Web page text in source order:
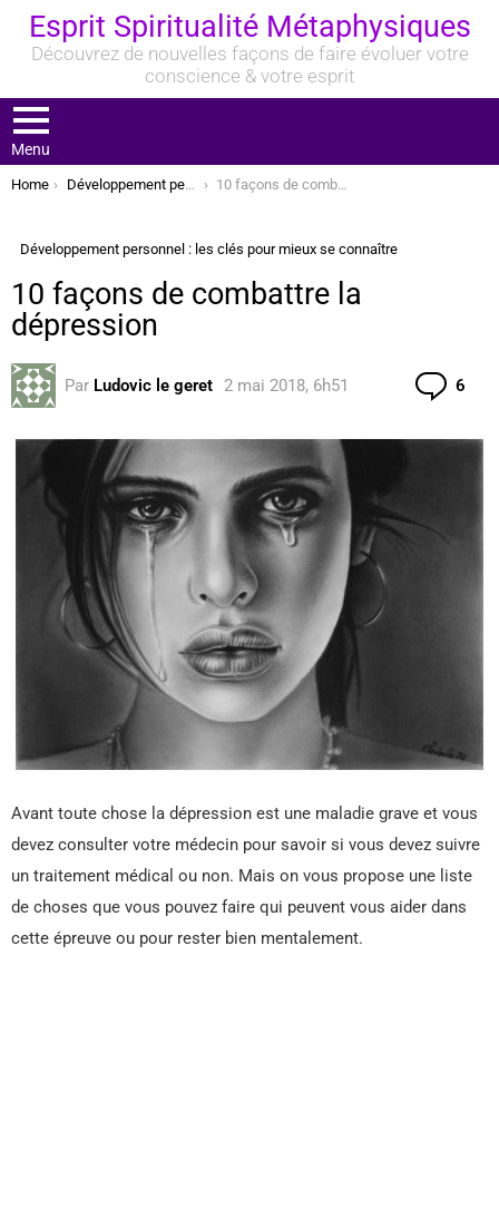
Esprit Spiritualité Métaphysiques
Découvrez de nouvelles façons de faire évoluer votre
conscience & votre esprit
Menu
You are here:
Home Développement personnel : les clés pour mieux se connaître 10 façons de combattre la dépression
Développement personnel : les clés pour mieux se connaître
10 façons de combattre la
dépression
Par Ludovic le geret 2 mai 2018, 6h51 6
Avant toute chose la dépression est une maladie grave et vous
devez consulter votre médecin pour savoir si vous devez suivre
un traitement médical ou non. Mais on vous propose une liste
de choses que vous pouvez faire qui peuvent vous aider dans
cette épreuve ou pour rester bien mentalement.